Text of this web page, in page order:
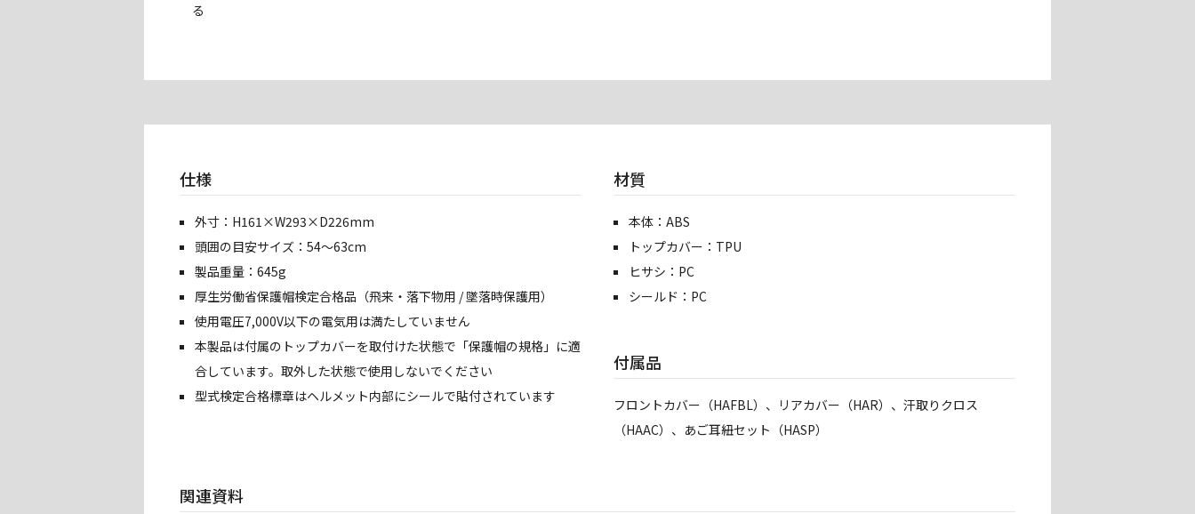
る
仕様
外寸：H161×W293×D226mm
頭囲の目安サイズ：54〜63cm
製品重量：645g
厚生労働省保護帽検定合格品（飛来・落下物用 / 墜落時保護用）
使用電圧7,000V以下の電気用は満たしていません
本製品は付属のトップカバーを取付けた状態で「保護帽の規格」に適
合しています。取外した状態で使用しないでください
型式検定合格標章はヘルメット内部にシールで貼付されています
材質
本体：ABS
トップカバー：TPU
ヒサシ：PC
シールド：PC
付属品
フロントカバー（HAFBL）、リアカバー（HAR）、汗取りクロス
（HAAC）、あご耳紐セット（HASP）
関連資料